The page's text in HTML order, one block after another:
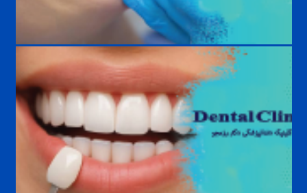
چکاپ دوره‌ای دندان؛ هر چند وقت یک‌بار باید به دندانپزشک مراجعه کنیم؟